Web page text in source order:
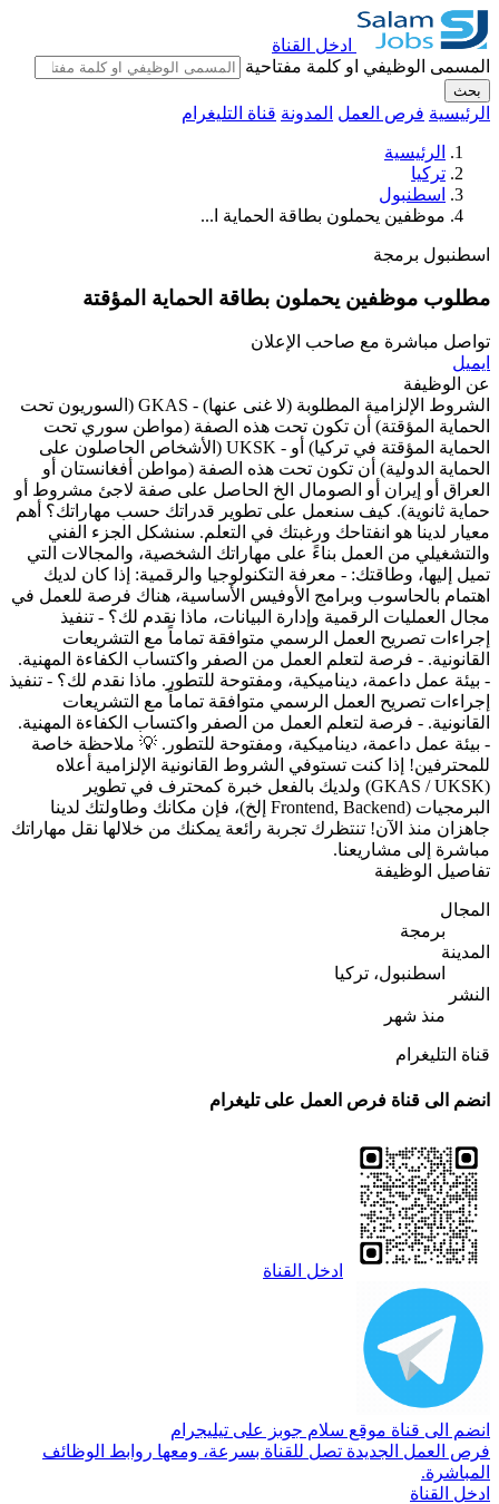
ادخل القناة
المسمى الوظيفي او كلمة مفتاحية
بحث
الرئيسية فرص العمل المدونة قناة التليغرام
الرئيسية
تركيا
اسطنبول
موظفين يحملون بطاقة الحماية ا...
اسطنبول برمجة
مطلوب موظفين يحملون بطاقة الحماية المؤقتة
تواصل مباشرة مع صاحب الإعلان
ايميل
عن الوظيفة
الشروط الإلزامية المطلوبة (لا غنى عنها) - GKAS (السوريون تحت
الحماية المؤقتة) أن تكون تحت هذه الصفة (مواطن سوري تحت
الحماية المؤقتة في تركيا) أو - UKSK (الأشخاص الحاصلون على
الحماية الدولية) أن تكون تحت هذه الصفة (مواطن أفغانستان أو
العراق أو إيران أو الصومال الخ الحاصل على صفة لاجئ مشروط أو
حماية ثانوية). كيف سنعمل على تطوير قدراتك حسب مهاراتك؟ أهم
معيار لدينا هو انفتاحك ورغبتك في التعلم. سنشكل الجزء الفني
والتشغيلي من العمل بناءً على مهاراتك الشخصية، والمجالات التي
تميل إليها، وطاقتك: - معرفة التكنولوجيا والرقمية: إذا كان لديك
اهتمام بالحاسوب وبرامج الأوفيس الأساسية، هناك فرصة للعمل في
مجال العمليات الرقمية وإدارة البيانات، ماذا نقدم لك؟ - تنفيذ
إجراءات تصريح العمل الرسمي متوافقة تماماً مع التشريعات
القانونية. - فرصة لتعلم العمل من الصفر واكتساب الكفاءة المهنية.
- بيئة عمل داعمة، ديناميكية، ومفتوحة للتطور. ماذا نقدم لك؟ - تنفيذ
إجراءات تصريح العمل الرسمي متوافقة تماماً مع التشريعات
القانونية. - فرصة لتعلم العمل من الصفر واكتساب الكفاءة المهنية.
- بيئة عمل داعمة، ديناميكية، ومفتوحة للتطور. 💡 ملاحظة خاصة
للمحترفين! إذا كنت تستوفي الشروط القانونية الإلزامية أعلاه
(GKAS / UKSK) ولديك بالفعل خبرة كمحترف في تطوير
البرمجيات (Frontend, Backend إلخ)، فإن مكانك وطاولتك لدينا
جاهزان منذ الآن! تنتظرك تجربة رائعة يمكنك من خلالها نقل مهاراتك
مباشرة إلى مشاريعنا.
تفاصيل الوظيفة
المجال
برمجة
المدينة
اسطنبول، تركيا
النشر
منذ شهر
قناة التليغرام
انضم الى قناة فرص العمل على تليغرام
ادخل القناة
انضم الى قناة موقع سلام جوبز على تيليجرام
فرص العمل الجديدة تصل للقناة بسرعة، ومعها روابط الوظائف
المباشرة.
ادخل القناة